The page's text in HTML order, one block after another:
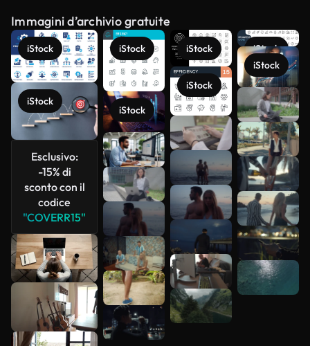
Immagini d’archivio gratuite
iStock
iStock
Esclusivo:
-15% di
sconto con il
codice
"COVERR15"
iStock
iStock
iStock
iStock
iStock
iStock
Scopri di
più